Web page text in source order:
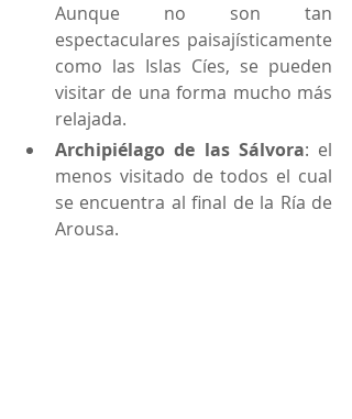
Aunque no son tan
espectaculares paisajísticamente
como las Islas Cíes, se pueden
visitar de una forma mucho más
relajada.
Archipiélago de las Sálvora: el
menos visitado de todos el cual
se encuentra al final de la Ría de
Arousa.